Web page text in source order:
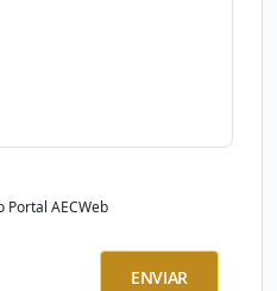
AECWeb
ENVIAR